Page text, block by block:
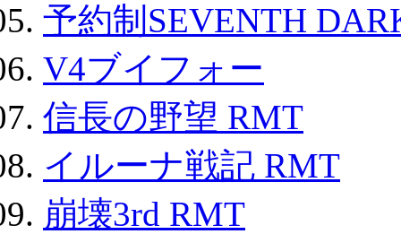
予約制SEVENTH
V4ブイフォー
信長の野望 RMT
イルーナ戦記 RMT
崩壊3rd RMT